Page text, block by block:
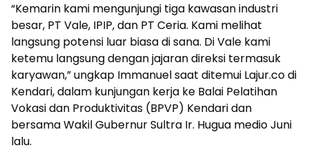
“Kemarin kami mengunjungi tiga kawasan industri
besar, PT Vale, IPIP, dan PT Ceria. Kami melihat
langsung potensi luar biasa di sana. Di Vale kami
ketemu langsung dengan jajaran direksi termasuk
karyawan,” ungkap Immanuel saat ditemui Lajur.co di
Kendari, dalam kunjungan kerja ke Balai Pelatihan
Vokasi dan Produktivitas (BPVP) Kendari dan
bersama Wakil Gubernur Sultra Ir. Hugua medio Juni
lalu.